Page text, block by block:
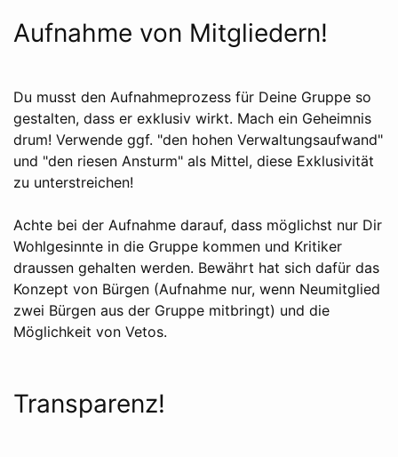
Aufnahme von Mitgliedern!
Du musst den Aufnahmeprozess für Deine Gruppe so
gestalten, dass er exklusiv wirkt. Mach ein Geheimnis
drum! Verwende ggf. "den hohen Verwaltungsaufwand"
und "den riesen Ansturm" als Mittel, diese Exklusivität
zu unterstreichen!
Achte bei der Aufnahme darauf, dass möglichst nur Dir
Wohlgesinnte in die Gruppe kommen und Kritiker
draussen gehalten werden. Bewährt hat sich dafür das
Konzept von Bürgen (Aufnahme nur, wenn Neumitglied
zwei Bürgen aus der Gruppe mitbringt) und die
Möglichkeit von Vetos.
Transparenz!